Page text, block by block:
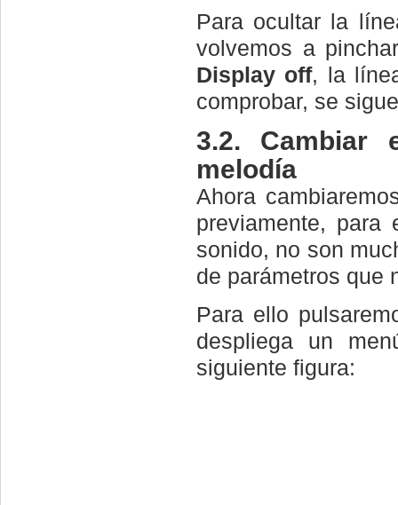
Para ocultar la
volvemos a
Display off, la
comprobar, se
3.2. Cambiar
melodía
Ahora
previamente, para
sonido, no son
de parámetros que
Para ello
despliega un
siguiente figura: